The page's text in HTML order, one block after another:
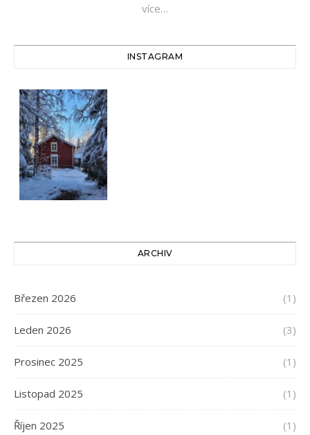
více…
INSTAGRAM
ARCHIV
Březen 2026 (1)
Leden 2026 (3)
Prosinec 2025 (1)
Listopad 2025 (1)
Říjen 2025 (1)